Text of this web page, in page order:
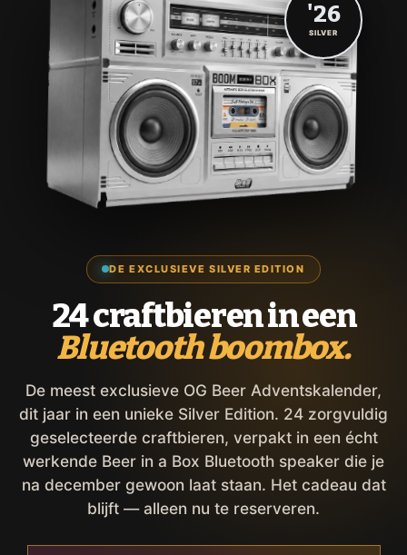
DE EXCLUSIEVE SILVER EDITION
24 craftbieren in een
Bluetooth boombox.
De meest exclusieve OG Beer Adventskalender,
dit jaar in een unieke Silver Edition. 24 zorgvuldig
geselecteerde craftbieren, verpakt in een écht
werkende Beer in a Box Bluetooth speaker die je
na december gewoon laat staan. Het cadeau dat
blijft — alleen nu te reserveren.
'26
SILVER